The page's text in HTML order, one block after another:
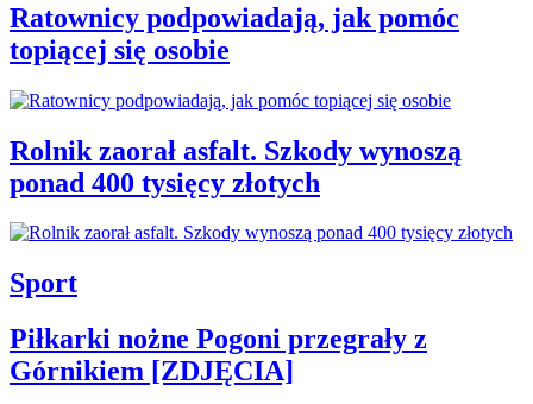
Ratownicy podpowiadają, jak pomóc
topiącej się osobie
Rolnik zaorał asfalt. Szkody wynoszą
ponad 400 tysięcy złotych
Sport
Piłkarki nożne Pogoni przegrały z
Górnikiem [ZDJĘCIA]